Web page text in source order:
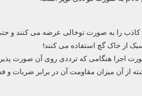
کاذب را به صورت توخالی عرضه می کنند و
سبک از خاک گچ استفاده می کنند!
اجرا هنگامی که ترددی روی آن صورت
از آن میزان مقاومت آن در برابر ضربات و